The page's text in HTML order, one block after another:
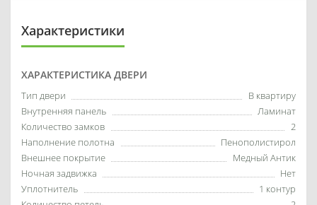
Характеристики
ХАРАКТЕРИСТИКА ДВЕРИ
Тип двери
В квартиру
Внутренняя панель
Ламинат
Количество замков
2
Наполнение полотна
Пенополистирол
Внешнее покрытие
Медный Антик
Ночная задвижка
Нет
Уплотнитель
1 контур